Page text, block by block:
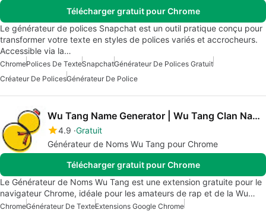
Télécharger gratuit pour Chrome
Le générateur de polices Snapchat est un outil pratique conçu pour
transformer votre texte en styles de polices variés et accrocheurs.
Accessible via la…
ChromePolices De TexteSnapchatGénérateur De Polices Gratuit
Créateur De PolicesGénérateur De Police
Wu Tang Name Generator | Wu Tang Clan Names
4.9 Gratuit
Générateur de Noms Wu Tang pour Chrome
Télécharger gratuit pour Chrome
Le Générateur de Noms Wu Tang est une extension gratuite pour le
navigateur Chrome, idéale pour les amateurs de rap et de la Wu…
ChromeGénérateur De TexteExtensions Google Chrome